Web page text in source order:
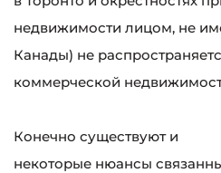
недвижимости лицом, не
Канады) не
коммерческой
Конечно существуют и
некоторые нюансы